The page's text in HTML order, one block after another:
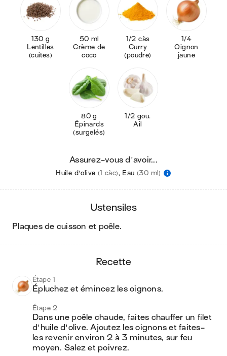
130 g
Lentilles
(cuites)
50 ml
Crème de
coco
1/2 càs
Curry
(poudre)
1/4
Oignon
jaune
80 g
Épinards
(surgelés)
1/2 gou.
Ail
Assurez-vous d'avoir...
Huile d'olive (1 càc), Eau (30 ml)
ustensiles
plaques de cuisson et poêle.
recette
Étape 1
Épluchez et émincez les oignons.
Étape 2
Dans une poêle chaude, faites chauffer un filet
d'huile d'olive. Ajoutez les oignons et faites-
les revenir environ 2 à 3 minutes, sur feu
moyen. Salez et poivrez.